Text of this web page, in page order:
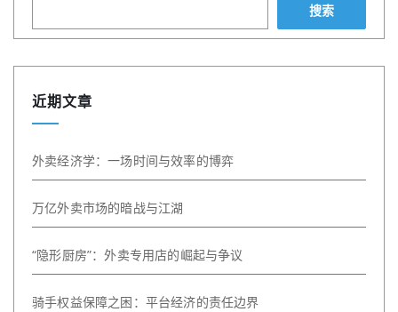
搜索
近期文章
外卖经济学：一场时间与效率的博弈
万亿外卖市场的暗战与江湖
“隐形厨房”：外卖专用店的崛起与争议
骑手权益保障之困：平台经济的责任边界